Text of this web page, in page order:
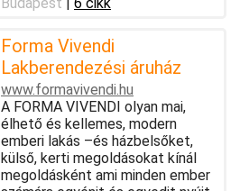
Forma Vivendi
Lakberendezési áruház
www.formavivendi.hu
A FORMA VIVENDI olyan mai,
élhető és kellemes, modern
emberi lakás –és házbelsőket,
külső, kerti megoldásokat kínál
megoldásként ami minden ember